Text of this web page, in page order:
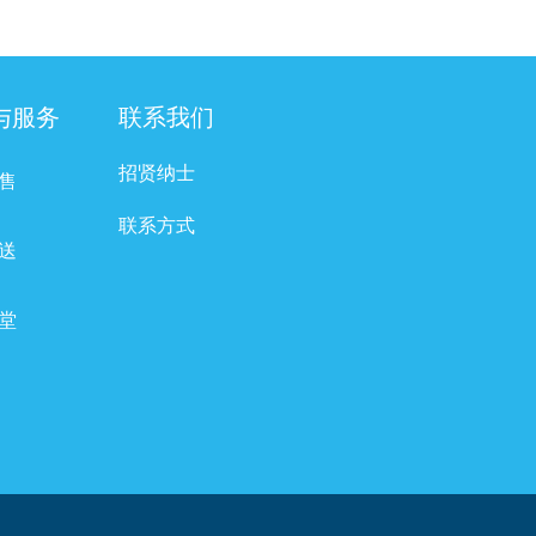
服务 联系我们
招贤纳士
联系方式